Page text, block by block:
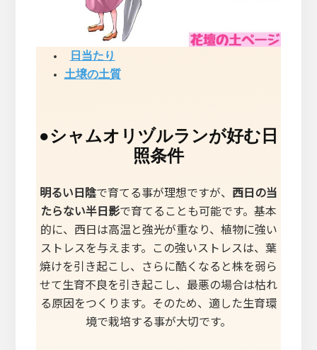
日当たり
土壌の土質
●シャムオリヅルランが好む日
照条件
明るい日陰で育てる事が理想ですが、 西日の当
たらない半日影で育てることも可能です。基本
的に、西日は高温と強光が重なり、植物に強い
ストレスを与えます。この強いストレスは、葉
焼けを引き起こし、さらに酷くなると株を弱ら
せて生育不良を引き起こし、最悪の場合は枯れ
る原因をつくります。そのため、適した生育環
境で栽培する事が大切です。